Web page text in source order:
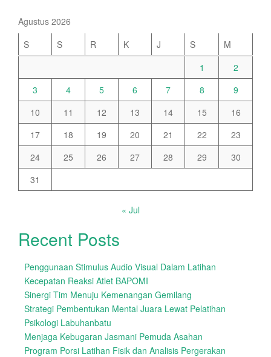
Agustus 2026
S
S R K J S
M
1
2
3
4 5 6 7 8
9
10
11 12 13 14 15
16
17
18 19 20 21 22
23
24
25 26 27 28 29
30
31
« Jul
Recent Posts
Penggunaan Stimulus Audio Visual Dalam Latihan
Kecepatan Reaksi Atlet BAPOMI
Sinergi Tim Menuju Kemenangan Gemilang
Strategi Pembentukan Mental Juara Lewat Pelatihan
Psikologi Labuhanbatu
Menjaga Kebugaran Jasmani Pemuda Asahan
Program Porsi Latihan Fisik dan Analisis Pergerakan